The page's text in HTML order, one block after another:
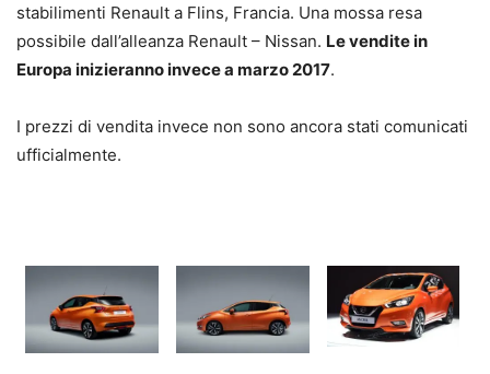
stabilimenti Renault a Flins, Francia. Una mossa resa
possibile dall’alleanza Renault – Nissan. Le vendite in
Europa inizieranno invece a marzo 2017.
I prezzi di vendita invece non sono ancora stati comunicati
ufficialmente.